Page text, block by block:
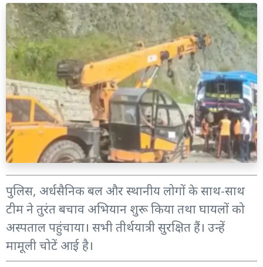
पुलिस, अर्धसैनिक बल और स्थानीय लोगों के साथ-साथ
टीम ने तुरंत बचाव अभियान शुरू किया तथा घायलों को
अस्पताल पहुंचाया। सभी तीर्थयात्री सुरक्षित हैं। उन्हें
मामूली चोटें आई है।